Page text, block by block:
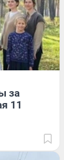
за
11